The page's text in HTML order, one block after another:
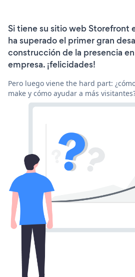
Si tiene su sitio web Storefront
ha superado el primer gran
construcción de la presencia
empresa. ¡felicidades!
Pero luego viene the hard part:
make y cómo ayudar a más